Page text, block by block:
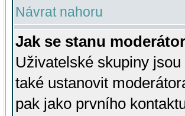
Návrat nahoru
Jak se stanu
Uživatelské skupiny
také ustanovit
pak jako prvního